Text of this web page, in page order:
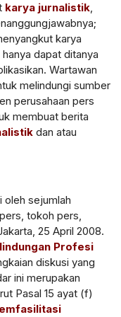
karya jurnalistik,
karya
dapat ditanya
Wartawan
melindungi sumber
perusahaan pers
membuat berita
dan atau
oleh sejumlah
tokoh pers,
25 April 2008.
Profesi
diskusi yang
ini merupakan
Pasal 15 ayat (f)